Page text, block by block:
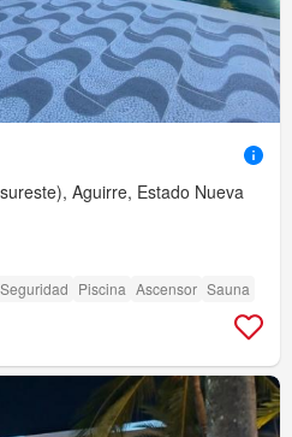
Aguirre, Estado Nueva
Seguridad Piscina Ascensor Sauna